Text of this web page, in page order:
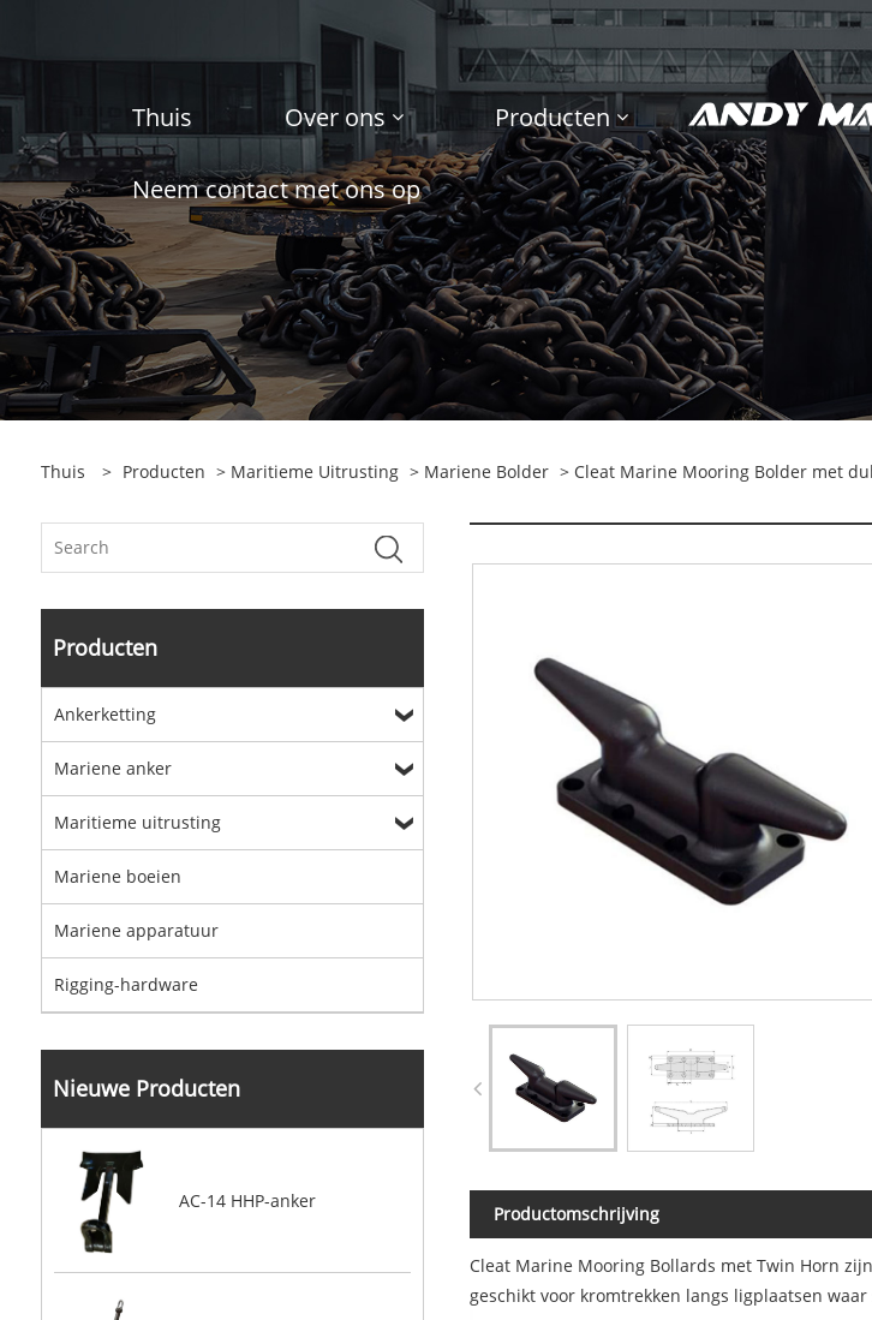
Thuis Over ons Producten
Neem contact met ons op
Thuis > Producten > Maritieme Uitrusting > Mariene Bolder > Cleat Marine Mooring Bolder met
Producten
Ankerketting
Mariene anker
Maritieme uitrusting
Mariene boeien
Mariene apparatuur
Rigging-hardware
Nieuwe Producten
AC-14 HHP-anker
Productomschrijving
Cleat Marine Mooring Bollards met Twin Horn
geschikt voor kromtrekken langs ligplaatsen